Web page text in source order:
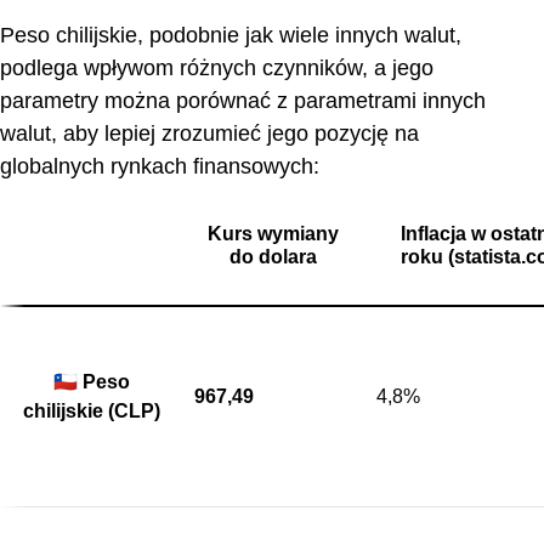
Peso chilijskie, podobnie jak wiele innych walut,
podlega wpływom różnych czynników, a jego
parametry można porównać z parametrami innych
walut, aby lepiej zrozumieć jego pozycję na
globalnych rynkach finansowych:
Kurs wymiany
do dolara
Inflacja w
roku
🇨🇱 Peso
chilijskie (CLP)
967,49 4,8%